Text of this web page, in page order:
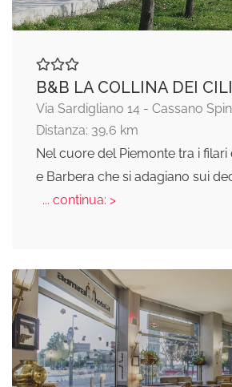
B&B LA COLLINA DEI
Via Sardigliano 14 - Cassano
Distanza: 39,6 km
Nel cuore del Piemonte tra i filari
e Barbera che si adagiano sui
... continua: >